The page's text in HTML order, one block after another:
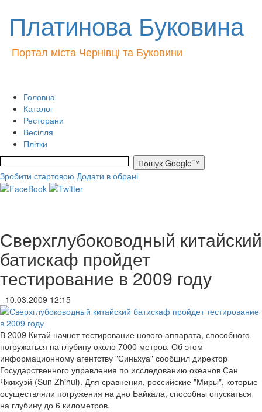
Платинова Буковина
Портал міста Чернівці та Буковини
Головна
Каталог
Ресторани
Весілля
Плітки
Зробити стартовою Додати в обрані
Сверхглубоководный китайский
батискаф пройдет
тестирование в 2009 году
- 10.03.2009 12:15
В 2009 Китай начнет тестирование нового аппарата, способного
погружаться на глубину около 7000 метров. Об этом
информационному агентству "Синьхуа" сообщил директор
Государственного управления по исследованию океанов Сан
Чжихуэй (Sun Zhihui). Для сравнения, российские "Миры", которые
осуществляли погружения на дно Байкала, способны опускаться
на глубину до 6 километров.